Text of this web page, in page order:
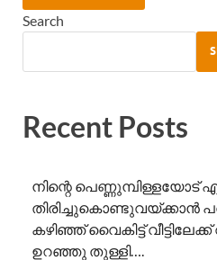
Search
Recent Posts
നിന്റെ പെണ്ണുമ്പിള്ളയോട്
തിരിച്ചുകൊണ്ടുവയ്ക്കാൻ
കഴിഞ്ഞ് വൈകിട്ട്
ഉറഞ്ഞു തുള്ളി….